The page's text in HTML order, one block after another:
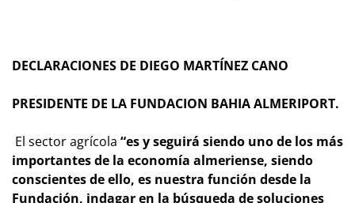
DECLARACIONES DE DIEGO MARTÍNEZ CANO
PRESIDENTE DE LA FUNDACION BAHIA ALMERIPORT.
El sector agrícola “es y seguirá siendo uno de los más
importantes de la economía almeriense, siendo
conscientes de ello, es nuestra función desde la
Fundación, indagar en la búsqueda de soluciones